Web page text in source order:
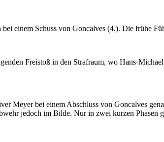
einem Schuss von Goncalves (4.). Die frühe
Freistoß in den Strafraum, wo Hans-
Meyer bei einem Abschluss von Goncalves
jedoch im Bilde. Nur in zwei kurzen Phasen